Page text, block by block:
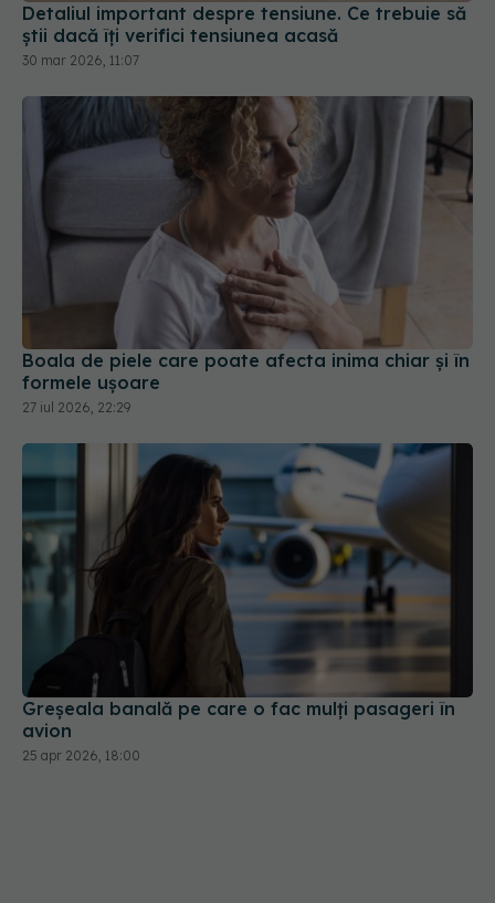
Detaliul important despre tensiune. Ce trebuie să
știi dacă îți verifici tensiunea acasă
30 mar 2026, 11:07
Boala de piele care poate afecta inima chiar și în
formele ușoare
27 iul 2026, 22:29
Greșeala banală pe care o fac mulți pasageri în
avion
25 apr 2026, 18:00